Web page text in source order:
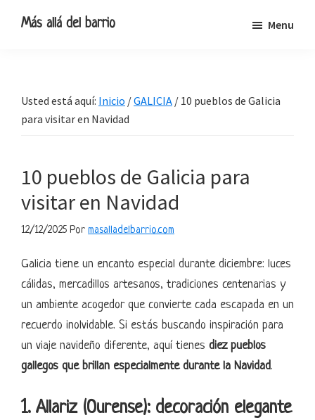
Más allá del barrio
escapadas
y
Menu
Usted está aquí: Inicio /GALICIA / 10 pueblos de Galicia
para visitar en Navidad
10 pueblos de Galicia para
visitar en Navidad
12/12/2025 Por masalladelbarrio.com
Galicia tiene un encanto especial durante diciembre: luces
cálidas, mercadillos artesanos, tradiciones centenarias y
un ambiente acogedor que convierte cada escapada en un
recuerdo inolvidable. Si estás buscando inspiración para
un viaje navideño diferente, aquí tienes diez pueblos
gallegos que brillan especialmente durante la Navidad.
1. Allariz (Ourense): decoración elegante